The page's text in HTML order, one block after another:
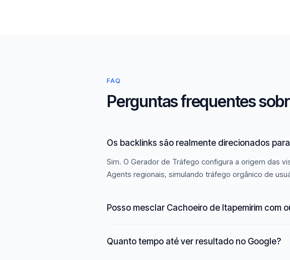
FAQ
Perguntas frequentes
Os backlinks são realmente direcionados
Sim. O Gerador de Tráfego configura a origem das
Agents regionais, simulando tráfego orgânico de
Posso mesclar Cachoeiro de Itapemirim com
Quanto tempo até ver resultado no Google?